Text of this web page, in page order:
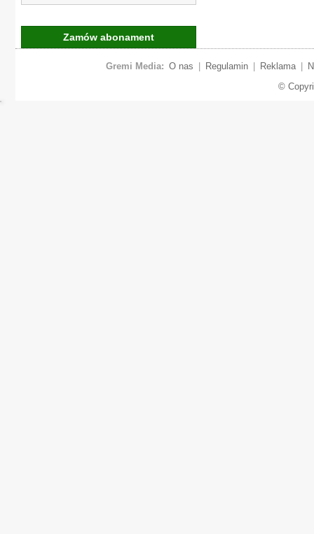
Zamów abonament
Gremi Media: O nas Regulamin Reklama
©